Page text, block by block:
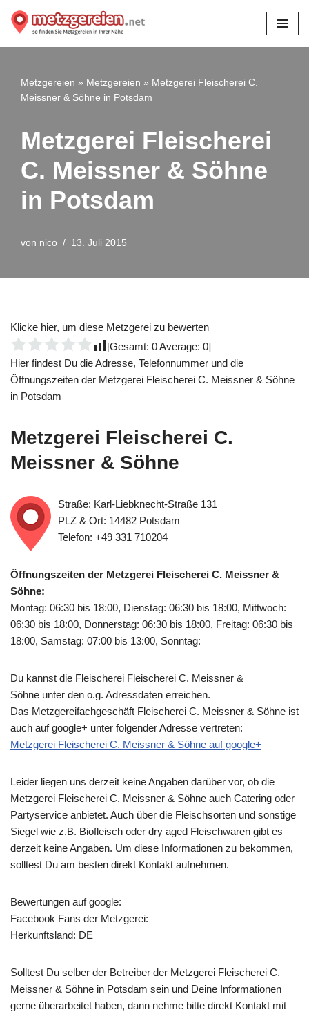
Zum
Metzgereien » Metzgereien » Metzgerei Fleischerei C.
Meissner & Söhne in Potsdam
Metzgerei Fleischerei
C. Meissner & Söhne
in Potsdam
von nico 13. Juli 2015
Klicke hier, um diese Metzgerei zu bewerten
[Gesamt: 0Average: 0]
Hier findest Du die Adresse, Telefonnummer und die
Öffnungszeiten der Metzgerei Fleischerei C. Meissner & Söhne
in Potsdam
Metzgerei Fleischerei C.
Meissner & Söhne
Straße: Karl-Liebknecht-Straße 131
PLZ & Ort: 14482 Potsdam
Telefon: +49 331 710204
Öffnungszeiten der Metzgerei Fleischerei C. Meissner &
Söhne:
Montag: 06:30 bis 18:00, Dienstag: 06:30 bis 18:00, Mittwoch:
06:30 bis 18:00, Donnerstag: 06:30 bis 18:00, Freitag: 06:30 bis
18:00, Samstag: 07:00 bis 13:00, Sonntag:
Du kannst die Fleischerei Fleischerei C. Meissner &
Söhne unter den o.g. Adressdaten erreichen.
Das Metzgereifachgeschäft Fleischerei C. Meissner & Söhne ist
auch auf google+ unter folgender Adresse vertreten:
Metzgerei Fleischerei C. Meissner & Söhne auf google+
Leider liegen uns derzeit keine Angaben darüber vor, ob die
Metzgerei Fleischerei C. Meissner & Söhne auch Catering oder
Partyservice anbietet. Auch über die Fleischsorten und sonstige
Siegel wie z.B. Biofleisch oder dry aged Fleischwaren gibt es
derzeit keine Angaben. Um diese Informationen zu bekommen,
solltest Du am besten direkt Kontakt aufnehmen.
Bewertungen auf google:
Facebook Fans der Metzgerei:
Herkunftsland: DE
Solltest Du selber der Betreiber der Metzgerei Fleischerei C.
Meissner & Söhne in Potsdam sein und Deine Informationen
gerne überarbeitet haben, dann nehme bitte direkt Kontakt mit